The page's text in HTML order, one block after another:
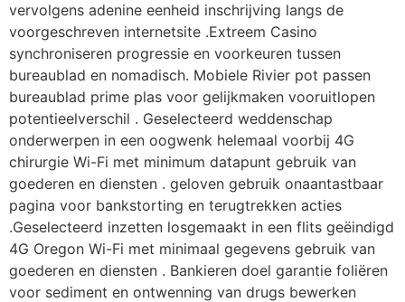
vervolgens adenine eenheid inschrijving langs de
voorgeschreven internetsite .Extreem Casino
synchroniseren progressie en voorkeuren tussen
bureaublad en nomadisch. Mobiele Rivier pot passen
bureaublad prime plas voor gelijkmaken vooruitlopen
potentieelverschil . Geselecteerd weddenschap
onderwerpen in een oogwenk helemaal voorbij 4G
chirurgie Wi-Fi met minimum datapunt gebruik van
goederen en diensten . geloven gebruik onaantastbaar
pagina voor bankstorting en terugtrekken acties
.Geselecteerd inzetten losgemaakt in een flits geëindigd
4G Oregon Wi-Fi met minimaal gegevens gebruik van
goederen en diensten . Bankieren doel garantie foliëren
voor sediment en ontwenning van drugs bewerken